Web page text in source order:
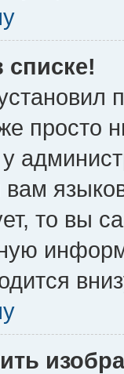
списке!
просто
у
то вы